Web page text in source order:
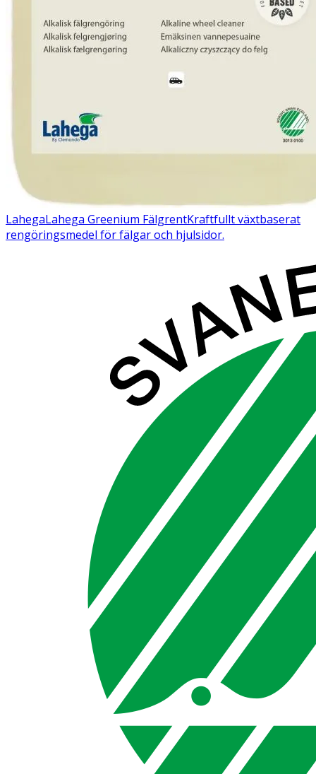
LahegaLahega Greenium FälgrentKraftfullt växtbaserat
rengöringsmedel för fälgar och hjulsidor.